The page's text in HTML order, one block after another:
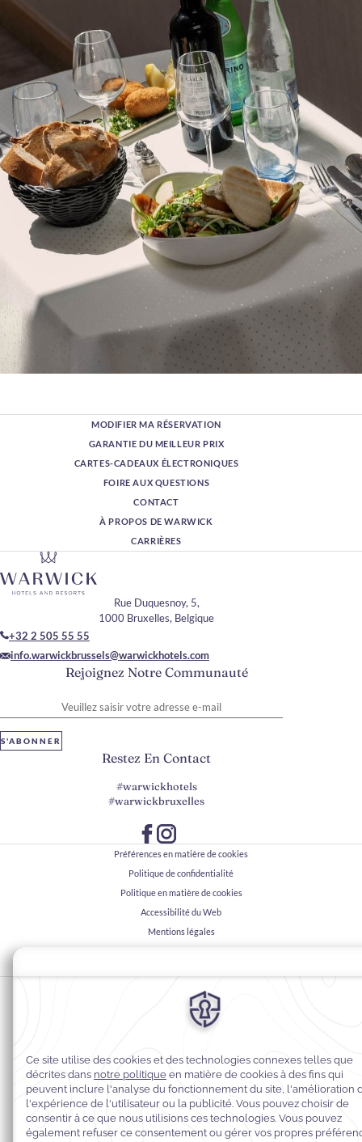
MODIFIER MA RÉSERVATION
GARANTIE DU MEILLEUR PRIX
CARTES-CADEAUX ÉLECTRONIQUES
FOIRE AUX QUESTIONS
CONTACT
À PROPOS DE WARWICK
CARRIÈRES
Rejoignez Notre Communauté
S'ABONNER
Rue Duquesnoy, 5,
1000 Bruxelles, Belgique
+32 2 505 55 55
info.warwickbrussels@warwickhotels.com
Restez En Contact
#warwickhotels
#warwickbruxelles
Préférences en matière de cookies
Politique de confidentialité
Politique en matière de cookies
Accessibilité du Web
Mentions légales
Warwick Hotels & Resorts, Tous droits réservés